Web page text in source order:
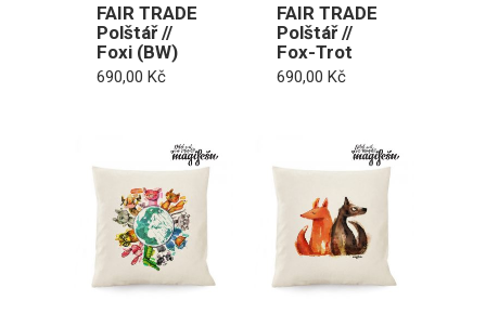
FAIR TRADE
Polštář //
Foxi (BW)
690,00 Kč
FAIR TRADE
Polštář //
Fox-Trot
690,00Kč